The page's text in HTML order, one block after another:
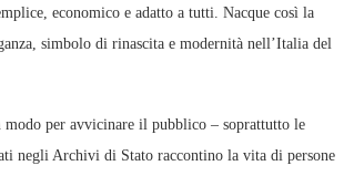
economico e adatto a tutti. Nacque così la
simbolo di rinascita e modernità nell’Italia del
modo per avvicinare il pubblico – soprattutto le
negli Archivi di Stato raccontino la vita di persone